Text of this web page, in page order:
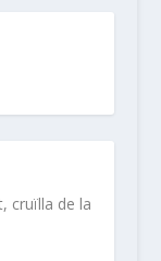
cruïlla de la